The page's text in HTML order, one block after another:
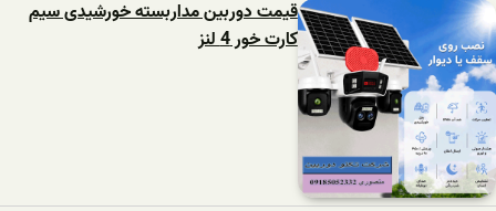
قیمت دوربین مداربسته خورشیدی سیم
کارت خور 4 لنز